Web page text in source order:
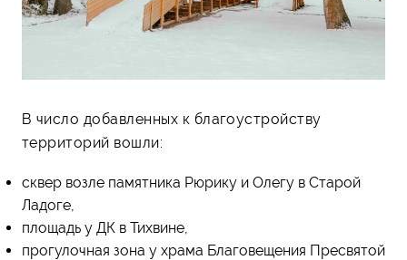
В число добавленных к благоустройству
территорий вошли:
сквер возле памятника Рюрику и Олегу в Старой
Ладоге,
площадь у ДК в Тихвине,
прогулочная зона у храма Благовещения Пресвятой